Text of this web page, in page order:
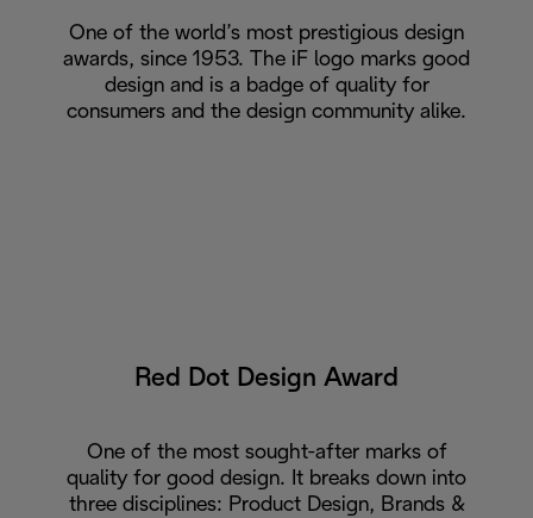
One of the world’s most prestigious design
awards, since 1953. The iF logo marks good
design and is a badge of quality for
consumers and the design community alike.
Red Dot Design Award
One of the most sought-after marks of
quality for good design. It breaks down into
three disciplines: Product Design, Brands &